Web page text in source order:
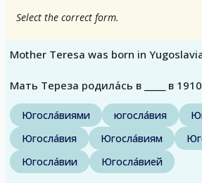
Select the correct form.
Mother Teresa was born in
Мать Тереза ​​родила́сь в _____ в
Югосла́виями югосла́вия
Югосла́вия
Югосла́виям
Югосла́вии
Югосла́вией